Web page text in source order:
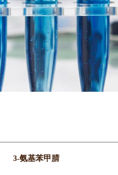
3-氨基苯甲腈